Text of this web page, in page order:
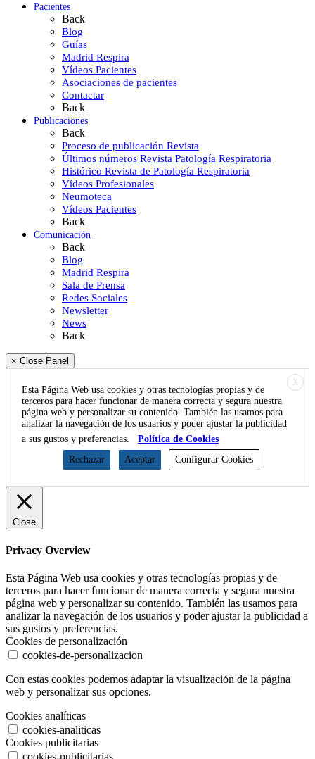
Pacientes
Back
Blog
Guías
Madrid Respira
Vídeos Pacientes
Asociaciones de pacientes
Contactar
Back
Publicaciones
Back
Proceso de publicación Revista
Últimos números Revista Patología Respiratoria
Histórico Revista de Patología Respiratoria
Vídeos Profesionales
Neumoteca
Vídeos Pacientes
Back
Comunicación
Back
Blog
Madrid Respira
Sala de Prensa
Redes Sociales
Newsletter
News
Back
× Close Panel
X
Esta Página Web usa cookies y otras tecnologías propias y de
terceros para hacer funcionar de manera correcta y segura nuestra
página web y personalizar su contenido. También las usamos para
analizar la navegación de los usuarios y poder ajustar la publicidad
a sus gustos y preferencias.
Política de Cookies
Rechazar
Aceptar Configurar Cookies
Close
Privacy Overview
Esta Página Web usa cookies y otras tecnologías propias y de
terceros para hacer funcionar de manera correcta y segura nuestra
página web y personalizar su contenido. También las usamos para
analizar la navegación de los usuarios y poder ajustar la publicidad a
sus gustos y preferencias.
Cookies de personalización
cookies-de-personalizacion
Con estas cookies podemos adaptar la visualización de la página
web y personalizar sus opciones.
Cookies analíticas
cookies-analiticas
Cookies publicitarias